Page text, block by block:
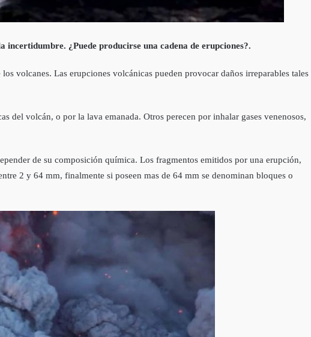
incertidumbre. ¿Puede producirse una cadena de erupciones?.
volcanes. Las erupciones volcánicas pueden provocar daños irreparables tales
del volcán, o por la lava emanada. Otros perecen por inhalar gases venenosos,
de su composición química. Los fragmentos emitidos por una erupción,
2 y 64 mm, finalmente si poseen mas de 64 mm se denominan bloques o